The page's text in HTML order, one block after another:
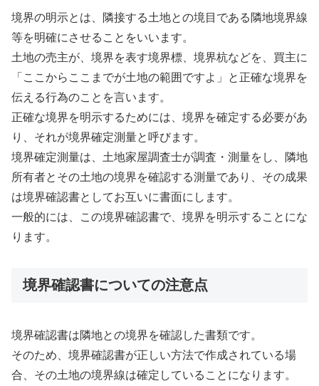
境界の明示とは、隣接する土地との境目である隣地境界線
等を明確にさせることをいいます。
土地の売主が、境界を表す境界標、境界杭などを、買主に
「ここからここまでが土地の範囲ですよ」と正確な境界を
伝える行為のことを言います。
正確な境界を明示するためには、境界を確定する必要があ
り、それが境界確定測量と呼びます。
境界確定測量は、土地家屋調査士が調査・測量をし、隣地
所有者とその土地の境界を確認する測量であり、その成果
は境界確認書としてお互いに書面にします。
一般的には、この境界確認書で、境界を明示することにな
ります。
境界確認書についての注意点
境界確認書は隣地との境界を確認した書類です。
そのため、境界確認書が正しい方法で作成されている場
合、その土地の境界線は確定していることになります。